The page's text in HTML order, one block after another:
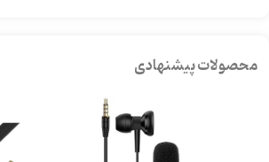
محصولات پیشنهادی